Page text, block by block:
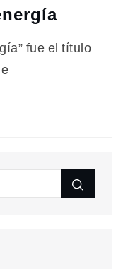
fue el título